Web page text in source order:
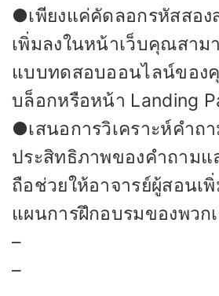
●เพียงแค่คัดลอกรหัสสอง
เพิ่มลงในหน้าเว็บคุณสาม
แบบทดสอบออนไลน์ของ
บล็อกหรือหน้า Landing
●เสนอการวิเคราะห์คำถ
ประสิทธิภาพของคำถามแ
ถือช่วยให้อาจารย์ผู้สอนเ
แผนการฝึกอบรมของพวก
–
–